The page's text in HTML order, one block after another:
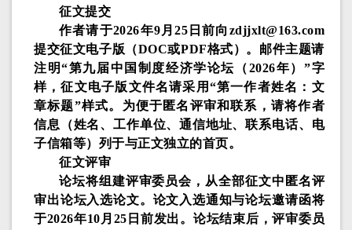
征文提交
作者请于2026年9月25日前向zdjjxlt@163.com
提交征文电子版（DOC或PDF格式）。邮件主题请
注明“第九届中国制度经济学论坛（2026年）”字
样，征文电子版文件名请采用“第一作者姓名：文
章标题”样式。为便于匿名评审和联系，请将作者
信息（姓名、工作单位、通信地址、联系电话、电
子信箱等）列于与正文独立的首页。
征文评审
论坛将组建评审委员会，从全部征文中匿名评
审出论坛入选论文。论文入选通知与论坛邀请函将
于2026年10月25日前发出。论坛结束后，评审委员